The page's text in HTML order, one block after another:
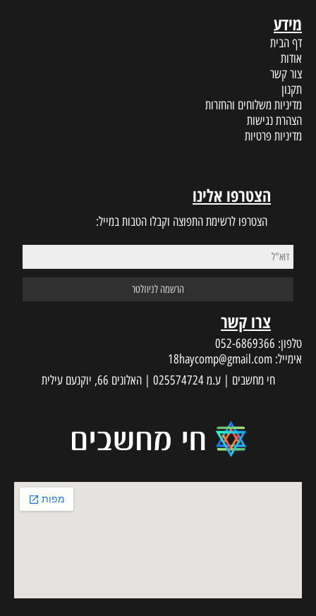
מידע
דף הבית
אודות
צור קשר
תקנון
מדיניות משלוחים והחזרות
הצהרת נגישות
מדיניות פרטיות
הצטרפו אלינו
הצטרפו לרשימת התפוצה וקבלו הטבות במייל:
צרו קשר
טלפון: 052-6869366
אימייל: 18haycomp@gmail.com
חי מחשבים | ע.מ 025574724 | האלונים 66, יוקנעם עילית